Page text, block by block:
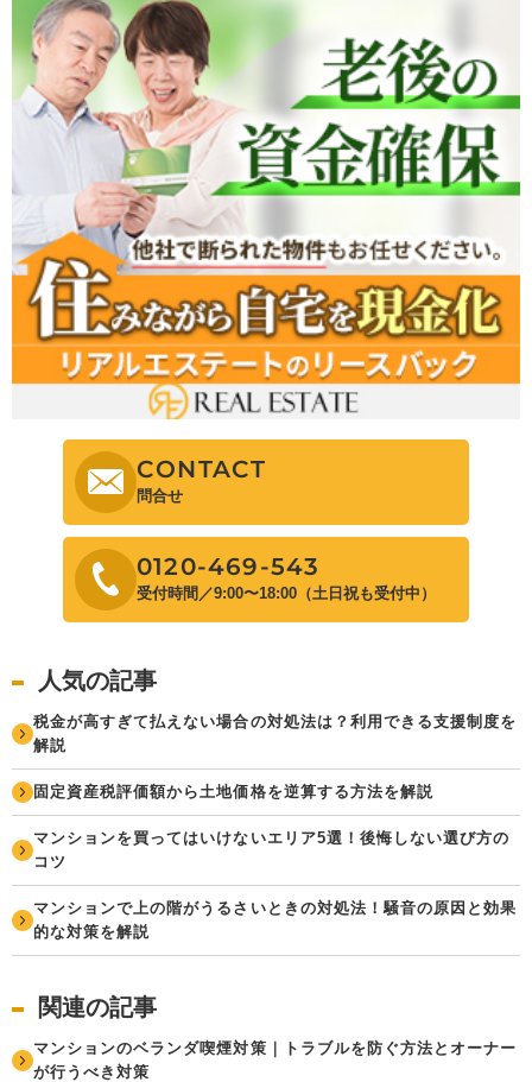
CONTACT
問合せ
0120-469-543
受付時間／9:00〜18:00（土日祝も受付中）
人気の記事
税金が高すぎて払えない場合の対処法は？利用できる支援制度を
解説
固定資産税評価額から土地価格を逆算する方法を解説
マンションを買ってはいけないエリア5選！後悔しない選び方の
コツ
マンションで上の階がうるさいときの対処法！騒音の原因と効果
的な対策を解説
関連の記事
マンションのベランダ喫煙対策｜トラブルを防ぐ方法とオーナー
が行うべき対策